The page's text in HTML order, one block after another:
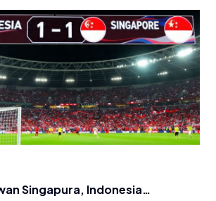
Singapura, Indonesia…